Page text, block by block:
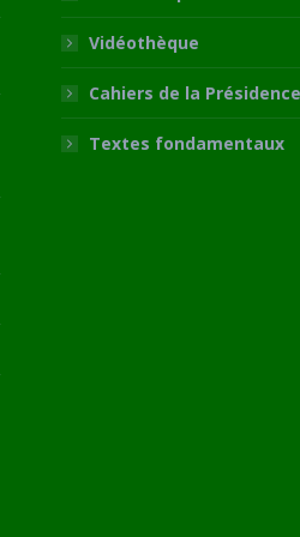
Vidéothèque
Cahiers de la Présidence
Textes fondamentaux